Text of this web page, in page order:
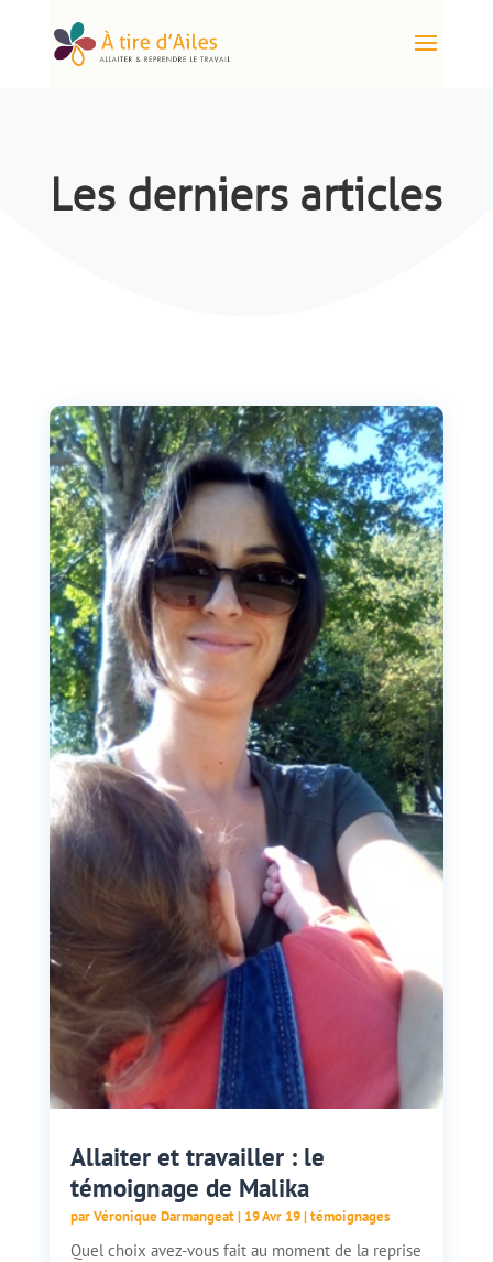
Les derniers articles
Allaiter et travailler : le
témoignage de Malika
parVéronique Darmangeat| 19 Avr 19|témoignages
Quel choix avez-vous fait au moment de la reprise